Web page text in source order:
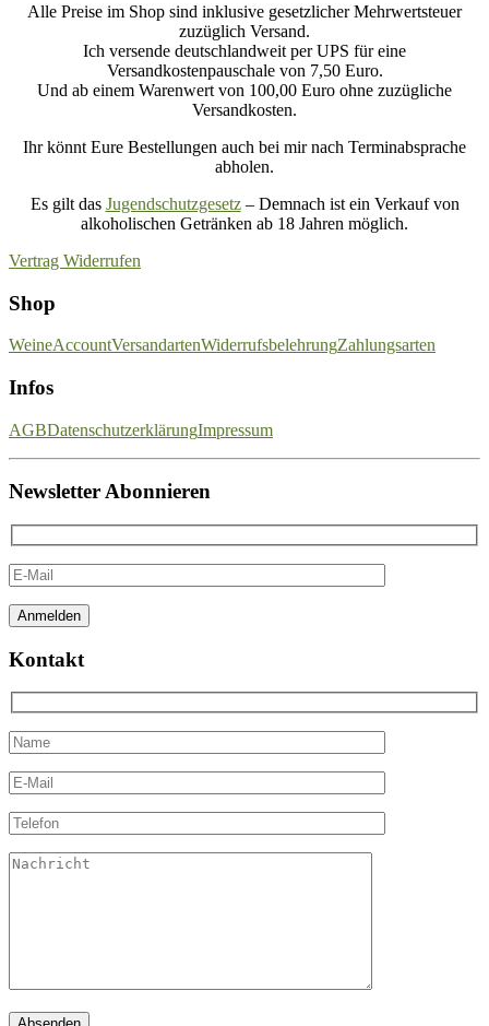
Alle Preise im Shop sind inklusive gesetzlicher Mehrwertsteuer
zuzüglich Versand.
Ich versende deutschlandweit per UPS für eine
Versandkostenpauschale von 7,50 Euro.
Und ab einem Warenwert von 100,00 Euro ohne zuzügliche
Versandkosten.
Ihr könnt Eure Bestellungen auch bei mir nach Terminabsprache
abholen.
Es gilt das Jugendschutzgesetz– Demnach ist ein Verkauf von
alkoholischen Getränken ab 18 Jahren möglich.
Vertrag Widerrufen
Shop
WeineAccountVersandartenWiderrufsbelehrungZahlungsarten
Infos
AGBDatenschutzerklärungImpressum
Newsletter Abonnieren
Kontakt